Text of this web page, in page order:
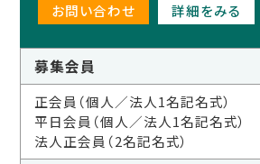
お問い合わせ 詳細をみる
募集会員
正会員（個人／法人1名記名式）
平日会員（個人／法人1名記名式）
法人正会員（2名記名式）